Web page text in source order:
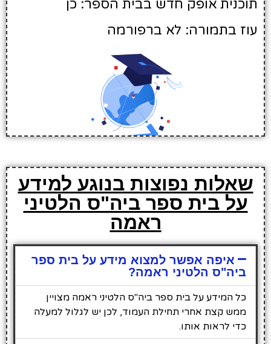
תוכנית אופק חדש בבית הספר: כן
עוז בתמורה: לא ברפורמה
שאלות נפוצות בנוגע למידע
על בית ספר ביה"ס הלטיני
ראמה
איפה אפשר למצוא מידע על בית ספר
ביה"ס הלטיני ראמה?
כל המידע על בית ספר ביה"ס הלטיני ראמה מצויין
ממש קצת אחרי תחילת העמוד, לכן יש לגלול למעלה
כדי לראות אותו.